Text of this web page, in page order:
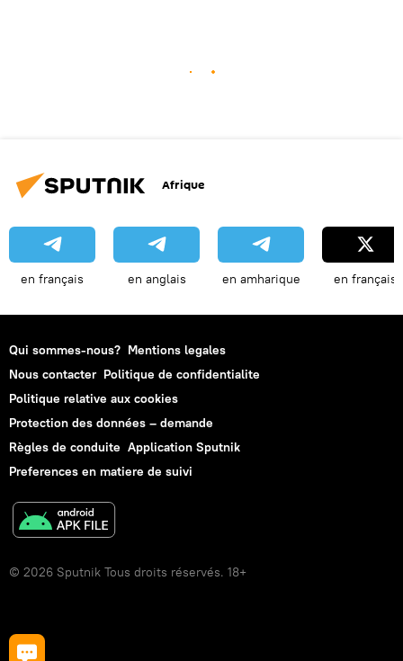
Afrique
en français en anglais en amharique en français
Qui sommes-nous? Mentions legales
Nous contacter Politique de confidentialite
Politique relative aux cookies
Protection des données – demande
Règles de conduite Application Sputnik
Preferences en matiere de suivi
© 2026 Sputnik Tous droits réservés. 18+